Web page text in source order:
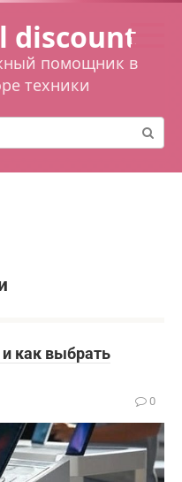
discount
помощник в
техники
как выбрать
0